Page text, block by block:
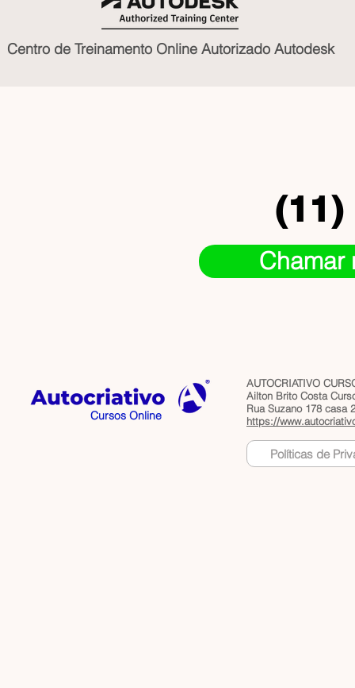
Centro de Treinamento Online Autorizado Autodesk
(11)
Cursos Online
AUTOCRIATIVO
Ailton Brito Costa
Rua Suzano 178 casa
https://
Políticas de